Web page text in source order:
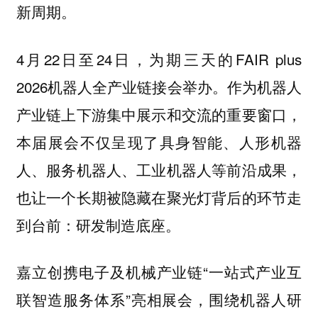
新周期。
4月22日至24日，为期三天的FAIR plus
2026机器人全产业链接会举办。作为机器人
产业链上下游集中展示和交流的重要窗口，
本届展会不仅呈现了具身智能、人形机器
人、服务机器人、工业机器人等前沿成果，
也让一个长期被隐藏在聚光灯背后的环节走
到台前：研发制造底座。
嘉立创携电子及机械产业链“一站式产业互
联智造服务体系”亮相展会，围绕机器人研